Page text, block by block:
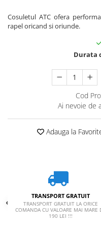
Cosuletul ATC ofera
rapel oricand si oriunde.
Durata
Cod
Ai nevoie de
Adauga la
TRANSPORT GRATUIT
TRANSPORT GRATUIT LA ORICE
COMANDA CU VALOARE MAI MARE
190 LEI !!!